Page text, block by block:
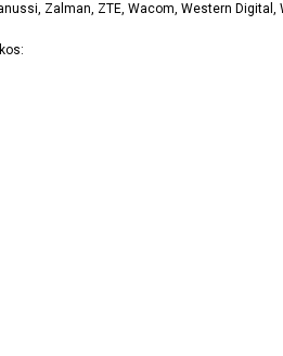
Zalman, ZTE, Wacom, Western Digital,